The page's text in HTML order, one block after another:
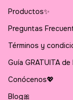
Productos✨
Preguntas
Términos y
Guía GRATUITA de
Conócenos💖
Blog🎀